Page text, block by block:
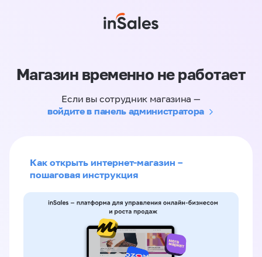
Магазин временно не работает
Если вы сотрудник магазина —
войдите в панель администратора
Как открыть интернет-магазин –
пошаговая инструкция